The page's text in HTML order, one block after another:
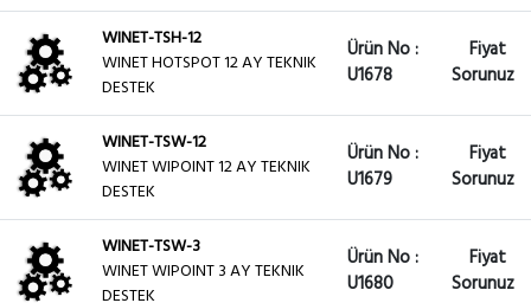
WINET-TSH-12
WINET HOTSPOT 12 AY TEKNIK
DESTEK
Ürün No :
U1678
Fiyat
Sorunuz
WINET-TSW-12
WINET WIPOINT 12 AY TEKNIK
DESTEK
Ürün No :
U1679
Fiyat
Sorunuz
WINET-TSW-3
WINET WIPOINT 3 AY TEKNIK
DESTEK
Ürün No :
U1680
Fiyat
Sorunuz